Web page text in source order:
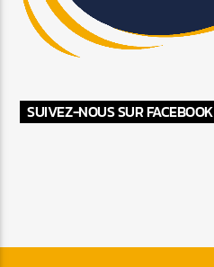
SUIVEZ-NOUS SUR FACEBOOK